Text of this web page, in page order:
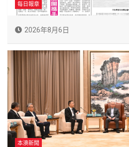
每日報章
2026年8月6日
本澳新聞